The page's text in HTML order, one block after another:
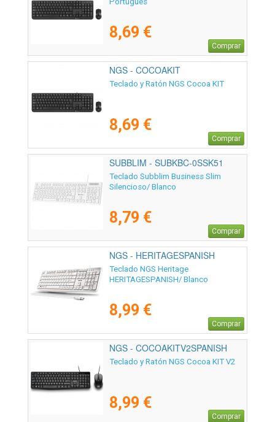
8,69 €
Comprar
NGS - COCOAKIT
Teclado y Ratón NGS Cocoa KIT
8,69 €
Comprar
SUBBLIM - SUBKBC-0SSK51
Teclado Subblim Business Slim
Silencioso/ Blanco
8,79 €
Comprar
NGS - HERITAGESPANISH
Teclado NGS Heritage
HERITAGESPANISH/ Blanco
8,99 €
Comprar
NGS - COCOAKITV2SPANISH
Teclado y Ratón NGS Cocoa KIT V2
8,99 €
Comprar